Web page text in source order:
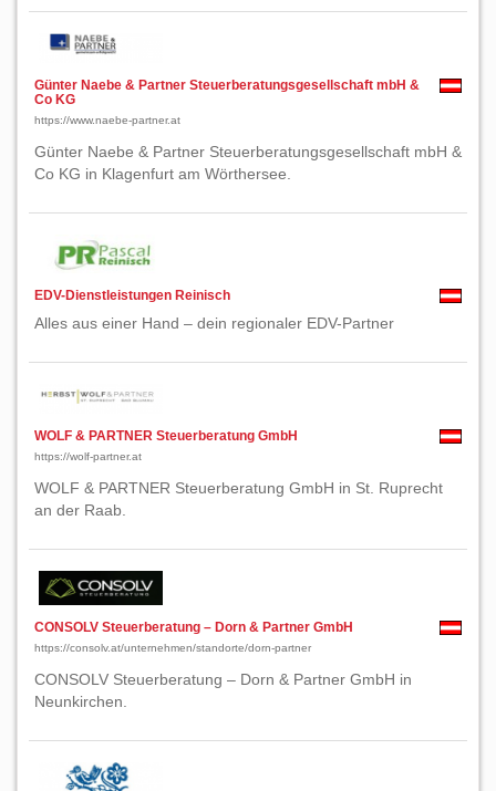
Günter Naebe & Partner Steuerberatungsgesellschaft mbH &
Co KG
https://www.naebe-partner.at
Günter Naebe & Partner Steuerberatungsgesellschaft mbH &
Co KG in Klagenfurt am Wörthersee.
EDV-Dienstleistungen Reinisch
Alles aus einer Hand – dein regionaler EDV-Partner
WOLF & PARTNER Steuerberatung GmbH
https://wolf-partner.at
WOLF & PARTNER Steuerberatung GmbH in St. Ruprecht
an der Raab.
CONSOLV Steuerberatung – Dorn & Partner GmbH
https://consolv.at/unternehmen/standorte/dorn-partner
CONSOLV Steuerberatung – Dorn & Partner GmbH in
Neunkirchen.